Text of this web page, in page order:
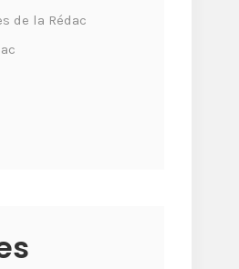
de la Rédac